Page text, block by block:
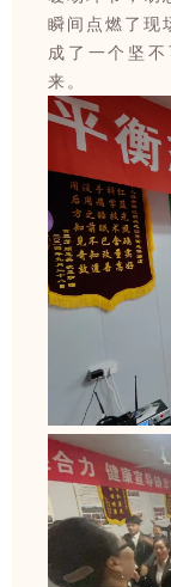
瞬间点燃了现
成了一个坚
来。